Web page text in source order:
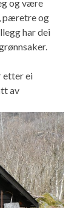
og være
pæretre og
har dei
etter ei
av